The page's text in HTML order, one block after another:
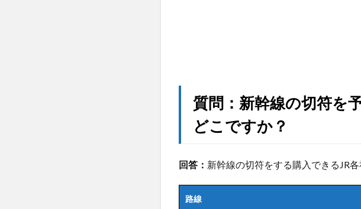
か？
質問：新幹線の切符を
どこですか？
回答： 新幹線の切符をする購入できるJR
路線